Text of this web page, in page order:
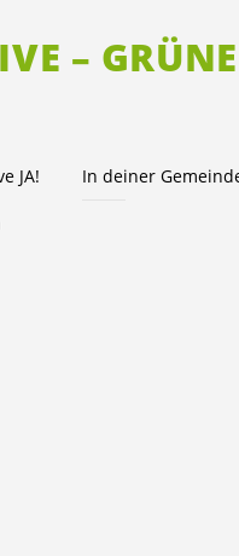
– GRÜNE
JA! In deiner